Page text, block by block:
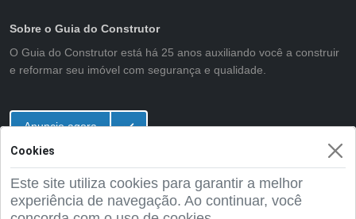
Sobre o Guia do Construtor
O Guia do Construtor está há 25 anos auxiliando você a construir
e reformar seu imóvel com segurança e qualidade.
Anuncie agora
2001 - 2026 Guia do Construtor
Cookies
Este site utiliza cookies para garantir a melhor
experiência de navegação. Ao continuar, você